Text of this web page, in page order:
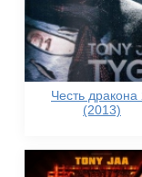
Честь дракона
(2013)